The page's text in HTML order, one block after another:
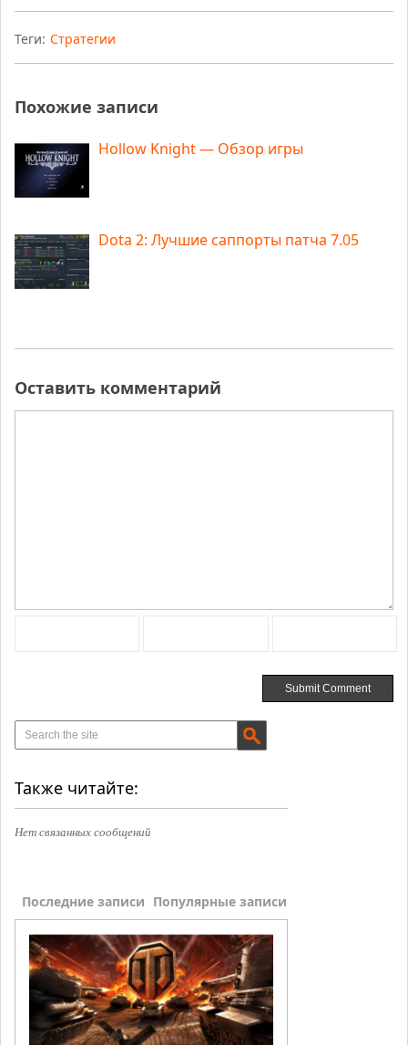
Теги: Стратегии
Похожие записи
Hollow Knight — Обзор игры
Dota 2: Лучшие саппорты патча 7.05
Оставить комментарий
Также читайте:
Нет связанных сообщений
Последние записи Популярные записи